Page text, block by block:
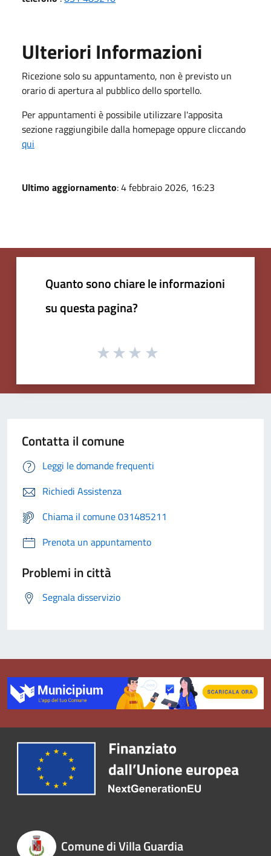
Ulteriori Informazioni
Ricezione solo su appuntamento, non è previsto un
orario di apertura al pubblico dello sportello.
Per appuntamenti è possibile utilizzare l'apposita
sezione raggiungibile dalla homepage oppure cliccando
qui
Ultimo aggiornamento: 4 febbraio 2026, 16:23
Quanto sono chiare le informazioni
su questa pagina?
Contatta il comune
Leggi le domande frequenti
Richiedi Assistenza
Chiama il comune 031485211
Prenota un appuntamento
Problemi in città
Segnala disservizio
Comune di Villa Guardia